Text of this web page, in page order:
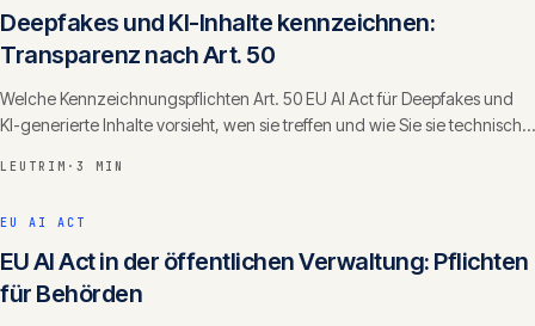
Deepfakes und KI-Inhalte kennzeichnen:
Transparenz nach Art. 50
Welche Kennzeichnungspflichten Art. 50 EU AI Act für Deepfakes und
KI-generierte Inhalte vorsieht, wen sie treffen und wie Sie sie technisch
LEUTRIM · 3 MIN
EU AI ACT
EU AI Act in der öffentlichen Verwaltung: Pflichten
für Behörden